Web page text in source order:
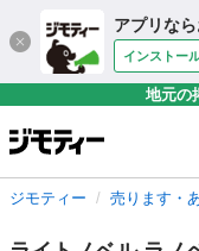
アプリな
インストー
地元の
ジモティー 売ります・